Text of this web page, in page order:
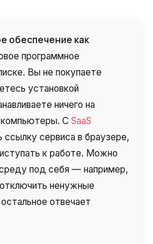
обеспечение как
программное
Вы не покупаете
установкой
ничего на
компьютеры. С SaaS
сервиса в браузере,
к работе. Можно
под себя — например,
ненужные
отвечает